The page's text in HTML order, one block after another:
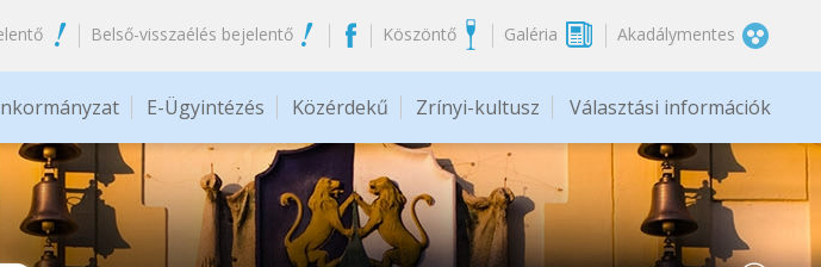
Belső-visszaélés bejelentő Köszöntő Galéria Akadálymentes
E-Ügyintézés Közérdekű Zrínyi-kultusz Választási információk